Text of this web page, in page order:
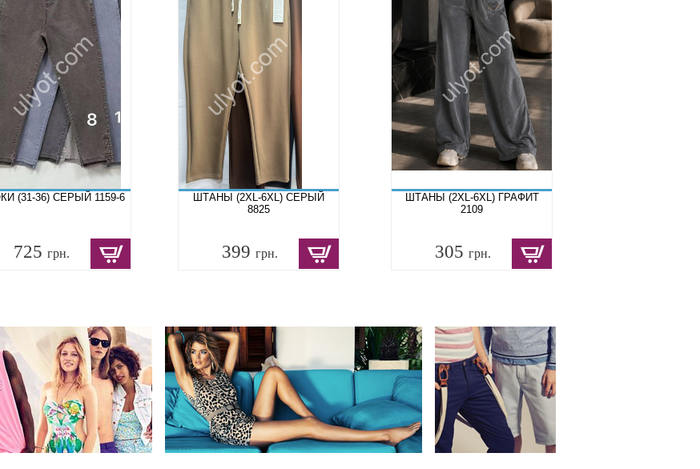
(31-36) СЕРЫЙ 1159-6
725 грн.
ШТАНЫ (2XL-6XL) СЕРЫЙ
8825
399 грн.
ШТАНЫ (2XL-6XL) ГРАФИТ
2109
305 грн.